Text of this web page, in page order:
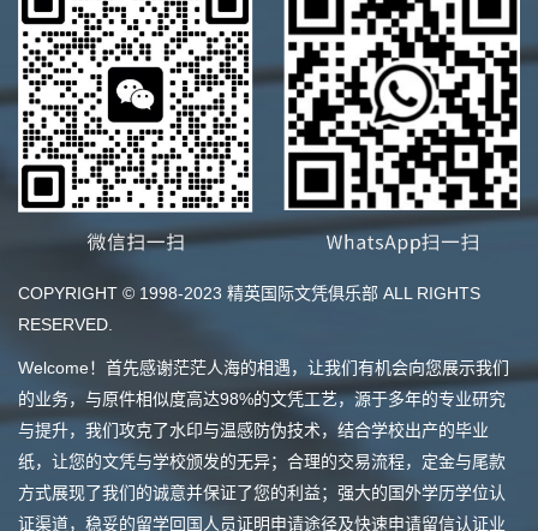
COPYRIGHT © 1998-2023 精英国际文凭俱乐部 ALL RIGHTS
RESERVED.
Welcome！首先感谢茫茫人海的相遇，让我们有机会向您展示我们
的业务，与原件相似度高达98%的文凭工艺，源于多年的专业研究
与提升，我们攻克了水印与温感防伪技术，结合学校出产的毕业
纸，让您的文凭与学校颁发的无异；合理的交易流程，定金与尾款
方式展现了我们的诚意并保证了您的利益；强大的国外学历学位认
证渠道，稳妥的留学回国人员证明申请途径及快速申请留信认证业